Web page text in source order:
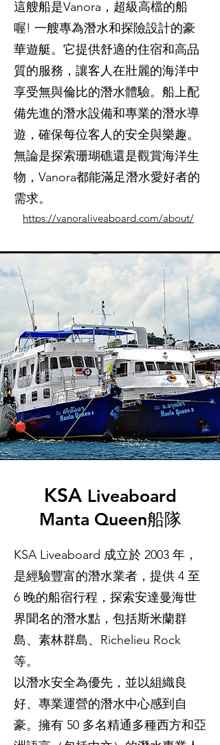
這艘船是Vanora，超級高檔的船
喔! 一艘專為潛水和探險設計的豪
華遊艇。它提供舒適的住宿和高品
質的服務，讓客人在壯麗的海洋中
享受無與倫比的潛水體驗。船上配
備先進的潛水設備和專業的潛水導
遊，確保每位客人的安全與樂趣。
無論是探索珊瑚礁還是觀賞海洋生
物，Vanora都能滿足潛水愛好者的
需求。
https://vanoraliveaboard.com/about/
KSA Liveaboard
Manta Queen船隊
KSA Liveaboard 成立於 2003 年，
是經驗豐富的潛水業者，提供 4 至
6 晚的船宿行程，探索安達曼海世
界聞名的潛水點，包括斯米蘭群
島、素林群島、Richelieu Rock
等。
以潛水安全為優先，並以組織良
好、專業運營的潛水中心感到自
豪。擁有 50 多名精通多種西方和亞